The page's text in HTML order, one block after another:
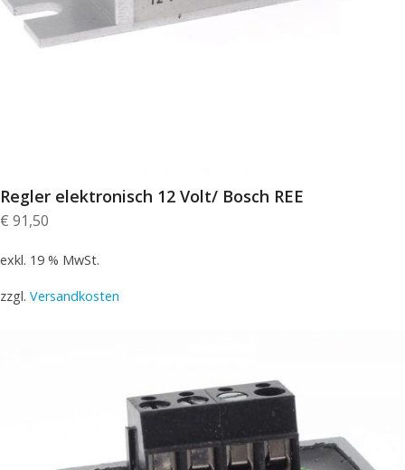
Regler elektronisch 12 Volt/ Bosch REE
€ 91,50
exkl. 19 % MwSt.
zzgl. Versandkosten